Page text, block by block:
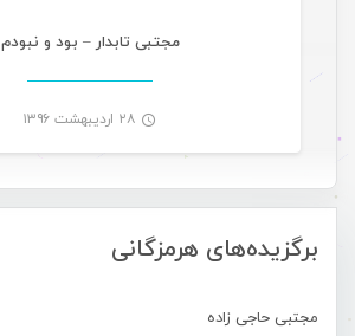
برگزیده‌های هرمزگانی
مجتبی حاجی زاده
مجتبی تابدار – بود و نبودم
۲۸ اردیبهشت ۱۳۹۶